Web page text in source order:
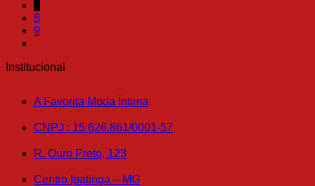
página
produto
8
9
Institucional
A Favorita Moda Íntima
CNPJ : 15.626.861/0001-57
R. Ouro Preto, 123
Centro Ipatinga – MG